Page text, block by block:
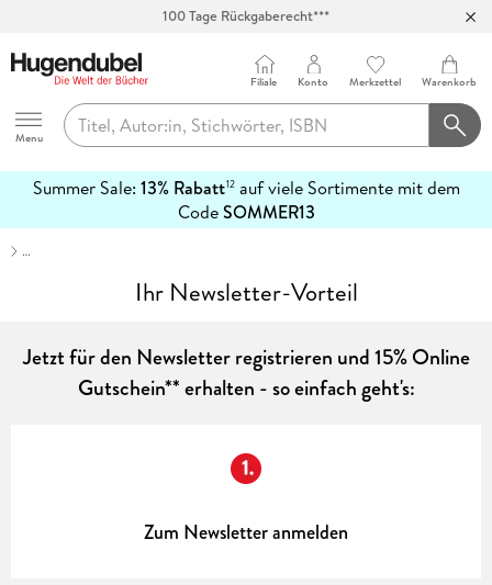
100 Tage Rückgaberecht***
Hugendubel
Menu
Filiale Konto Merkzettel Warenkorb
Summer Sale: 13% Rabatt12auf viele Sortimente mit dem
CodeSOMMER13
erfahren
…
Ihr Newsletter-Vorteil
Jetzt für den Newsletter registrieren und 15% Online
Gutschein** erhalten - so einfach geht's:
Zum Newsletter anmelden